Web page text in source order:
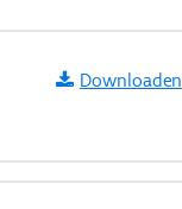
Downloaden